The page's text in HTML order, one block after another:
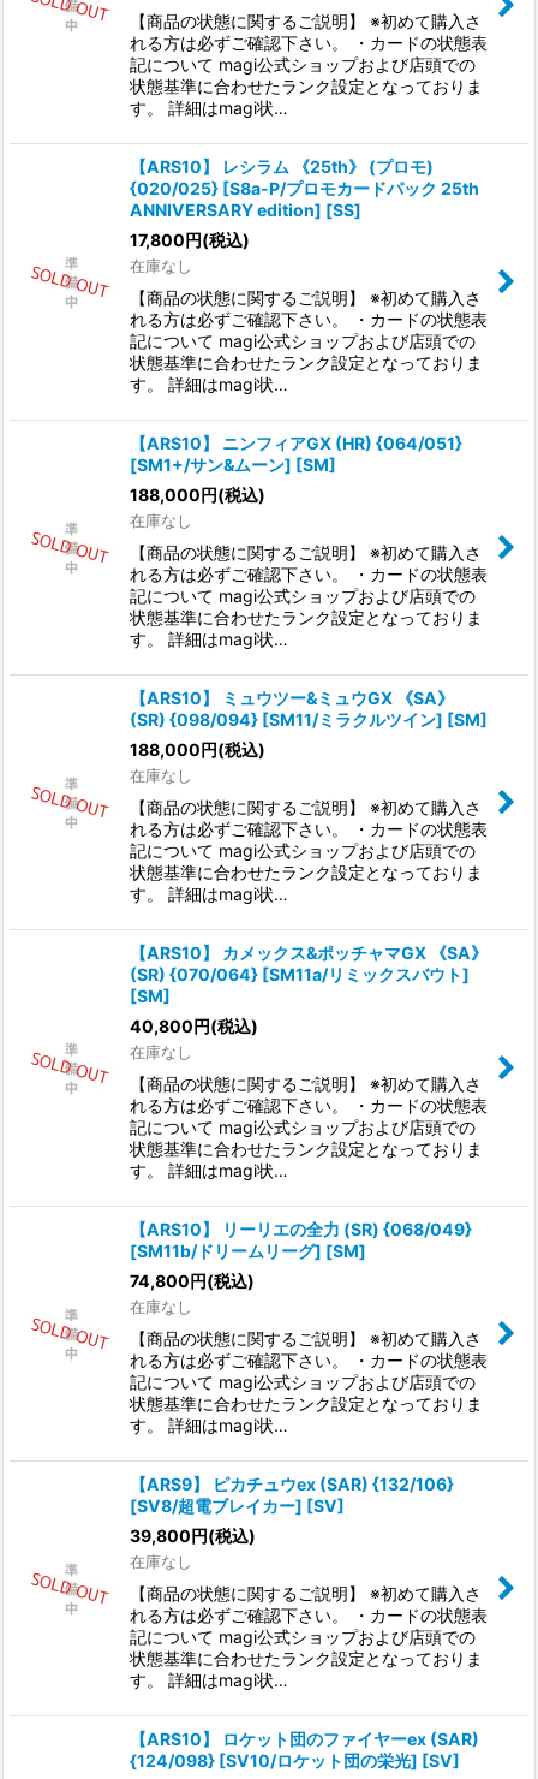
【商品の状態に関するご説明】 ※初めて購入さ
れる方は必ずご確認下さい。 ・カードの状態表
記について magi公式ショップおよび店頭での
状態基準に合わせたランク設定となっておりま
す。 詳細はmagi状…
【ARS10】 レシラム 《25th》 (プロモ)
{020/025} [S8a-P/プロモカードパック 25th
ANNIVERSARY edition] [SS]
17,800円(税込)
在庫なし
【商品の状態に関するご説明】 ※初めて購入さ
れる方は必ずご確認下さい。 ・カードの状態表
記について magi公式ショップおよび店頭での
状態基準に合わせたランク設定となっておりま
す。 詳細はmagi状…
【ARS10】 ニンフィアGX (HR) {064/051}
[SM1+/サン&ムーン] [SM]
188,000円(税込)
在庫なし
【商品の状態に関するご説明】 ※初めて購入さ
れる方は必ずご確認下さい。 ・カードの状態表
記について magi公式ショップおよび店頭での
状態基準に合わせたランク設定となっておりま
す。 詳細はmagi状…
【ARS10】 ミュウツー&ミュウGX 《SA》
(SR) {098/094} [SM11/ミラクルツイン] [SM]
188,000円(税込)
在庫なし
【商品の状態に関するご説明】 ※初めて購入さ
れる方は必ずご確認下さい。 ・カードの状態表
記について magi公式ショップおよび店頭での
状態基準に合わせたランク設定となっておりま
す。 詳細はmagi状…
【ARS10】 カメックス&ポッチャマGX 《SA》
(SR) {070/064} [SM11a/リミックスバウト]
[SM]
40,800円(税込)
在庫なし
【商品の状態に関するご説明】 ※初めて購入さ
れる方は必ずご確認下さい。 ・カードの状態表
記について magi公式ショップおよび店頭での
状態基準に合わせたランク設定となっておりま
す。 詳細はmagi状…
【ARS10】 リーリエの全力 (SR) {068/049}
[SM11b/ドリームリーグ] [SM]
74,800円(税込)
在庫なし
【商品の状態に関するご説明】 ※初めて購入さ
れる方は必ずご確認下さい。 ・カードの状態表
記について magi公式ショップおよび店頭での
状態基準に合わせたランク設定となっておりま
す。 詳細はmagi状…
【ARS9】 ピカチュウex (SAR) {132/106}
[SV8/超電ブレイカー] [SV]
39,800円(税込)
在庫なし
【商品の状態に関するご説明】 ※初めて購入さ
れる方は必ずご確認下さい。 ・カードの状態表
記について magi公式ショップおよび店頭での
状態基準に合わせたランク設定となっておりま
す。 詳細はmagi状…
【ARS10】 ロケット団のファイヤーex (SAR)
{124/098} [SV10/ロケット団の栄光] [SV]